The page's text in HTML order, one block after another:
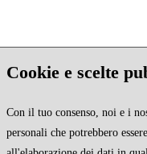
Cookie e scelte
Con il tuo consenso, noi e i
personali che potrebbero